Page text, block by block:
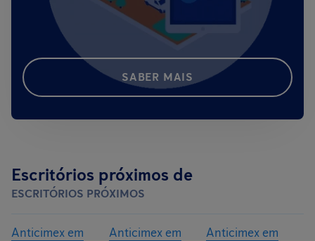
SABER MAIS
Escritórios próximos de
ESCRITÓRIOS PRÓXIMOS
Anticimex em
Anticimex em
Anticimex em